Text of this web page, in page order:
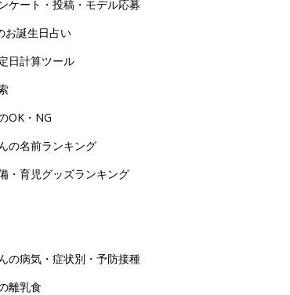
ケート・投稿・モデル応募
お誕生日占い
日計算ツール
OK・NG
の名前ランキング
・育児グッズランキング
の病気・症状別・予防接種
離乳食